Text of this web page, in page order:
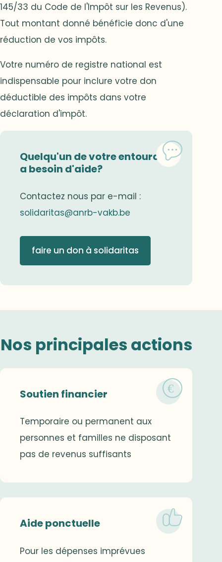
145/33 du Code de l'Impôt sur les Revenus).
Tout montant donné bénéficie donc d'une
réduction de vos impôts.
Votre numéro de registre national est
indispensable pour inclure votre don
déductible des impôts dans votre
déclaration d'impôt.
Quelqu'un de votre entourage
a besoin d'aide?
Contactez nous par e-mail :
solidaritas@anrb-vakb.be
faire un don à solidaritas
Nos principales actions
Soutien financier
Temporaire ou permanent aux
personnes et familles ne disposant
pas de revenus suffisants
Aide ponctuelle
Pour les dépenses imprévues